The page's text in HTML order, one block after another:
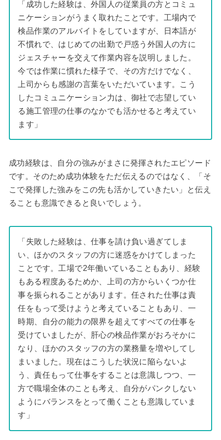
「成功した経験は、外国人の従業員の方とコミュ
ニケーションがうまく取れたことです。工場内で
検品作業のアルバイトをしていますが、日本語が
不慣れで、はじめての出勤で戸惑う外国人の方に
ジェスチャーを交えて作業内容を説明しました。
今では作業に慣れた様子で、その方だけでなく、
上司からも感謝の言葉をいただいています。こう
したコミュニケーション力は、御社で志望してい
る施工管理の仕事のなかでも活かせると考えてい
ます」
成功経験は、自分の強みがまさに発揮されたエピソード
です。そのため成功体験をただ伝えるのではなく、「そ
こで発揮した強みをこの先も活かしていきたい」と伝え
ることも意識できると良いでしょう。
「失敗した経験は、仕事を請け負い過ぎてしま
い、ほかのスタッフの方に迷惑をかけてしまった
ことです。工場で2年働いていることもあり、経験
もある程度あるためか、上司の方からいくつか仕
事を振られることがあります。任された仕事は責
任をもって受けようと考えていることもあり、一
時期、自分の能力の限界を超えてすべての仕事を
受けていましたが、肝心の検品作業がおろそかに
なり、ほかのスタッフの方の業務量を増やしてし
まいました。現在はこうした状況に陥らないよ
う、責任もって仕事をすることは意識しつつ、一
方で職場全体のことも考え、自分がパンクしない
ようにバランスをとって働くことも意識していま
す」